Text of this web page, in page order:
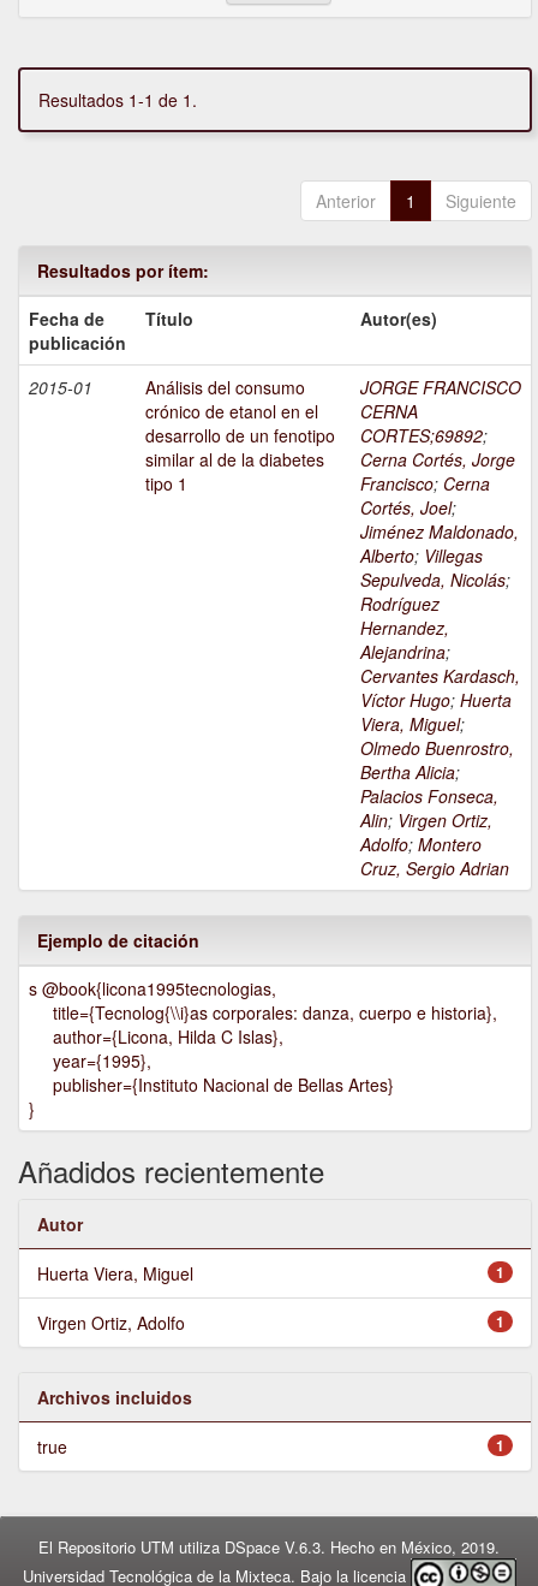
Resultados 1-1 de 1.
Anterior 1 Siguiente
Resultados por ítem:
Fecha de
publicación
Título Autor(es)
2015-01
Análisis del consumo
crónico de etanol en el
desarrollo de un fenotipo
similar al de la diabetes
tipo 1
JORGE FRANCISCO
CERNA
CORTES;69892;
Cerna Cortés, Jorge
Francisco; Cerna
Cortés, Joel;
Jiménez Maldonado,
Alberto; Villegas
Sepulveda, Nicolás;
Rodríguez
Hernandez,
Alejandrina;
Cervantes Kardasch,
Víctor Hugo; Huerta
Viera, Miguel;
Olmedo Buenrostro,
Bertha Alicia;
Palacios Fonseca,
Alin; Virgen Ortiz,
Adolfo; Montero
Cruz, Sergio Adrian
Ejemplo de citación
s @book{licona1995tecnologias,
title={Tecnolog{\\i}as corporales: danza, cuerpo e historia},
author={Licona, Hilda C Islas},
year={1995},
publisher={Instituto Nacional de Bellas Artes}
}
Añadidos recientemente
Autor
1
Huerta Viera, Miguel
1
Virgen Ortiz, Adolfo
Archivos incluidos
1
true
El Repositorio UTM utiliza DSpace V.6.3. Hecho en México, 2019.
Universidad Tecnológica de la Mixteca. Bajo la licencia